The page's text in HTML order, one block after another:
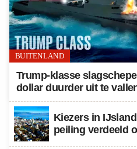
BUITENLAND
Trump-klasse
dollar duurder uit te
Kiezers in
peiling verdeeld